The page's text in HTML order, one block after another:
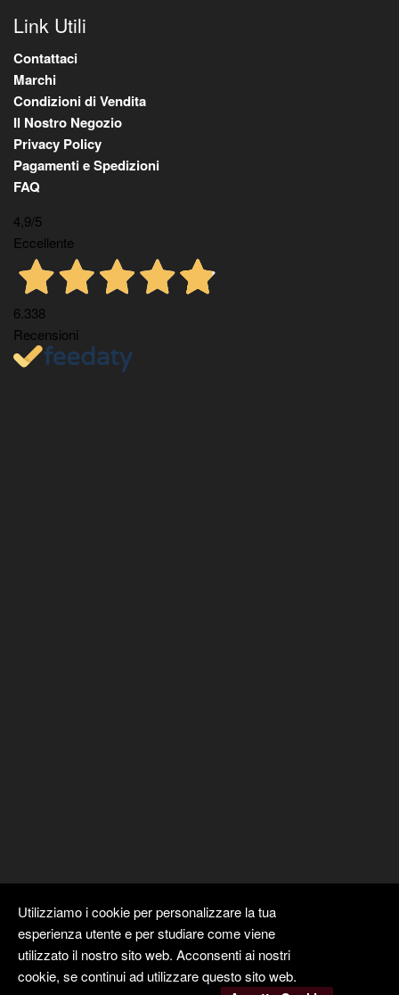
Link Utili
Contattaci
Marchi
Condizioni di Vendita
Il Nostro Negozio
Privacy Policy
Pagamenti e Spedizioni
FAQ
4,9/5
Eccellente
6.338
Recensioni
Utilizziamo i cookie per personalizzare la tua
esperienza utente e per studiare come viene
utilizzato il nostro sito web. Acconsenti ai nostri
cookie, se continui ad utilizzare questo sito web.